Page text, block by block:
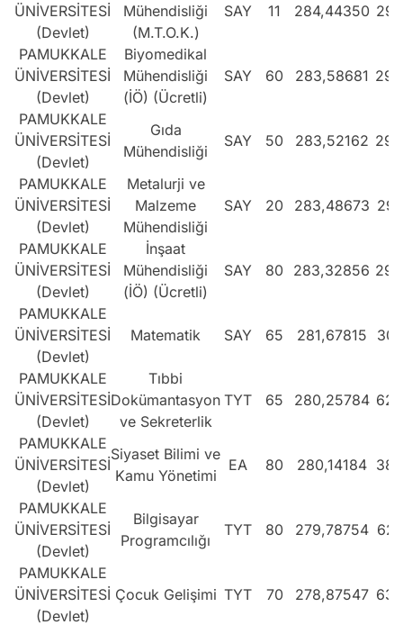
ÜNİVERSİTESİ
(Devlet)
Mühendisliği
(M.T.O.K.)
SAY 11 284,44350
PAMUKKALE
ÜNİVERSİTESİ
(Devlet)
Biyomedikal
Mühendisliği
(İÖ) (Ücretli)
SAY 60 283,58681
PAMUKKALE
ÜNİVERSİTESİ
(Devlet)
Gıda
Mühendisliği
SAY 50 283,52162
PAMUKKALE
ÜNİVERSİTESİ
(Devlet)
Metalurji ve
Malzeme
Mühendisliği
SAY 20 283,48673
PAMUKKALE
ÜNİVERSİTESİ
(Devlet)
İnşaat
Mühendisliği
(İÖ) (Ücretli)
SAY 80 283,32856
PAMUKKALE
ÜNİVERSİTESİ
(Devlet)
Matematik SAY 65 281,67815
PAMUKKALE
ÜNİVERSİTESİ
(Devlet)
Tıbbi
Dokümantasyon
ve Sekreterlik
TYT 65 280,25784
PAMUKKALE
ÜNİVERSİTESİ
(Devlet)
Siyaset Bilimi ve
Kamu Yönetimi
EA 80 280,14184
PAMUKKALE
ÜNİVERSİTESİ
(Devlet)
Bilgisayar
Programcılığı
TYT 80 279,78754
PAMUKKALE
ÜNİVERSİTESİ
(Devlet)
Çocuk Gelişimi TYT 70 278,87547